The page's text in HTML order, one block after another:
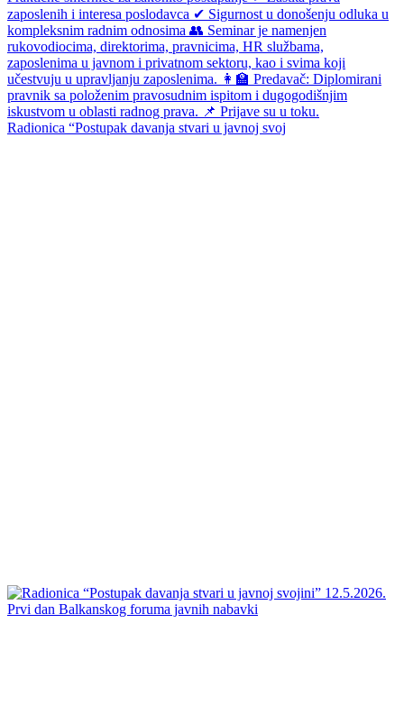
Radionica “Postupak davanja stvari u javnoj svoj
Prvi dan Balkanskog foruma javnih nabavki